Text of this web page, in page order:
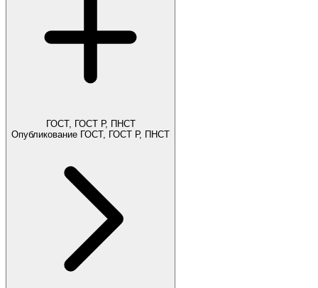
ГОСТ, ГОСТ Р, ПНСТ
Опубликование ГОСТ, ГОСТ Р, ПНСТ